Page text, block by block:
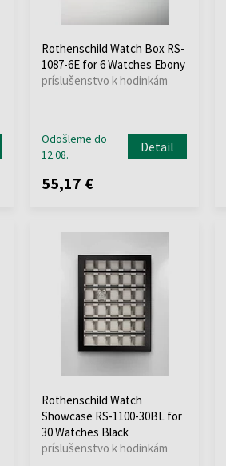
Rothenschild Watch Box RS-
1087-6E for 6 Watches Ebony
príslušenstvo k hodinkám
Odošleme do
12.08.
Detail
55,17 €
Rothenschild Watch
Showcase RS-1100-30BL for
30 Watches Black
príslušenstvo k hodinkám